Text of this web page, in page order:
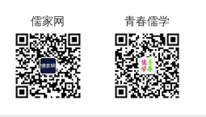
儒家网 青春儒学